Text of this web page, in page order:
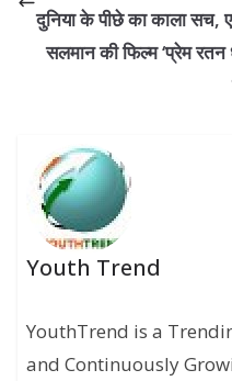
दुनिया के पीछे का काला सच,
सलमान की फिल्म ‘प्रेम रतन
Youth Trend
YouthTrend is a
and Continuously